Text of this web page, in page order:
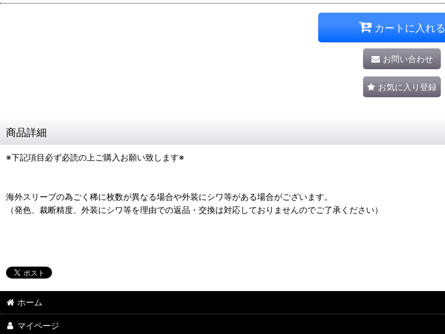
カートに入れる
お問い合わせ
お気に入り登録
商品詳細
※下記項目必ず必読の上ご購入お願い致します※
海外スリーブの為ごく稀に枚数が異なる場合や外装にシワ等がある場合がございます。
（発色、裁断精度、外装にシワ等を理由での返品・交換は対応しておりませんのでご了承ください）
ホーム
マイページ